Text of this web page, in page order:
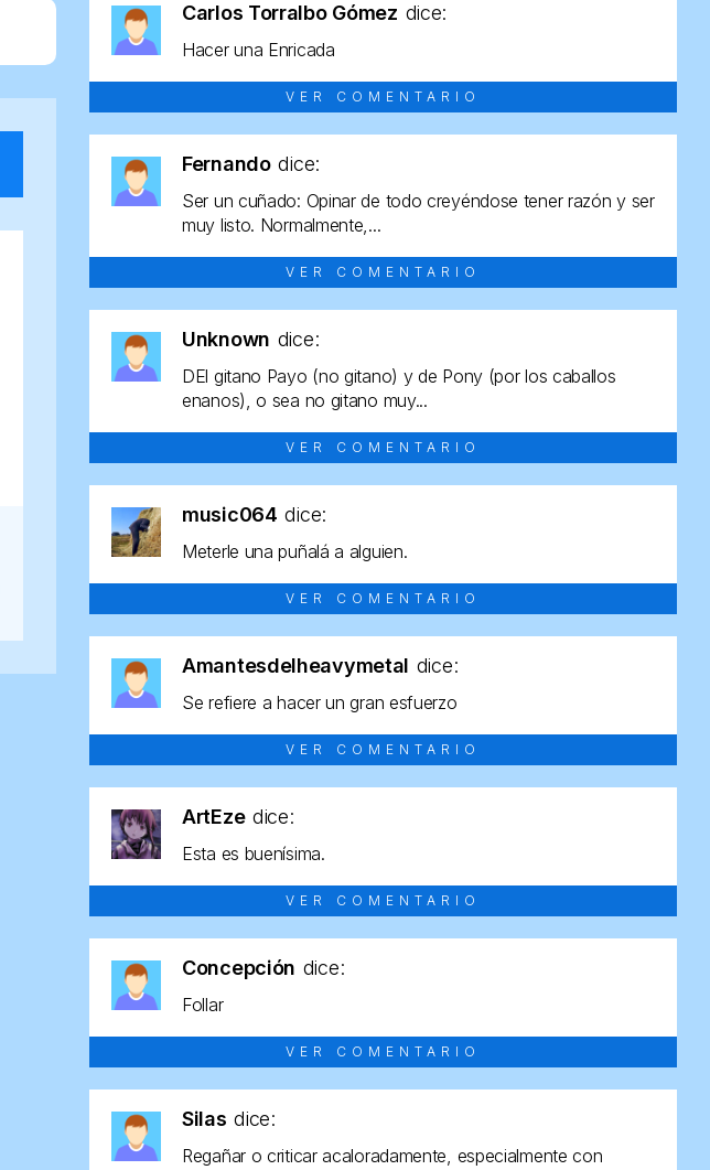
Carlos Torralbo Gómez dice:
Hacer una Enricada
VER COMENTARIO
Fernando dice:
Ser un cuñado: Opinar de todo creyéndose tener razón y ser
muy listo. Normalmente,...
VER COMENTARIO
Unknown dice:
DEl gitano Payo (no gitano) y de Pony (por los caballos
enanos), o sea no gitano muy...
VER COMENTARIO
music064 dice:
Meterle una puñalá a alguien.
VER COMENTARIO
Amantesdelheavymetal dice:
Se refiere a hacer un gran esfuerzo
VER COMENTARIO
ArtEze dice:
Esta es buenísima.
VER COMENTARIO
Concepción dice:
Follar
VER COMENTARIO
Silas dice:
Regañar o criticar acaloradamente, especialmente con